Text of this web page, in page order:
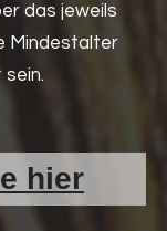
das jeweils
Mindestalter
sein.
hier